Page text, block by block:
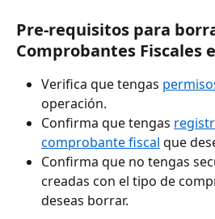
Pre-requisitos para
Comprobantes Fiscales
Verifica que tengas
operación.
Confirma que tengas
comprobante fiscal que
Confirma que no tengas
creadas con el tipo de
deseas borrar.